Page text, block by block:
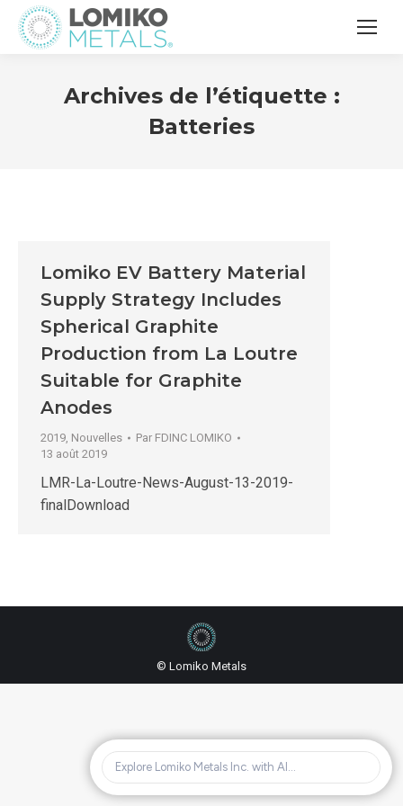
Archives de l’étiquette :
Batteries
Lomiko EV Battery Material
Supply Strategy Includes
Spherical Graphite
Production from La Loutre
Suitable for Graphite
Anodes
2019, Nouvelles Par FDINC LOMIKO
13 août 2019
LMR-La-Loutre-News-August-13-2019-
finalDownload
© Lomiko Metals